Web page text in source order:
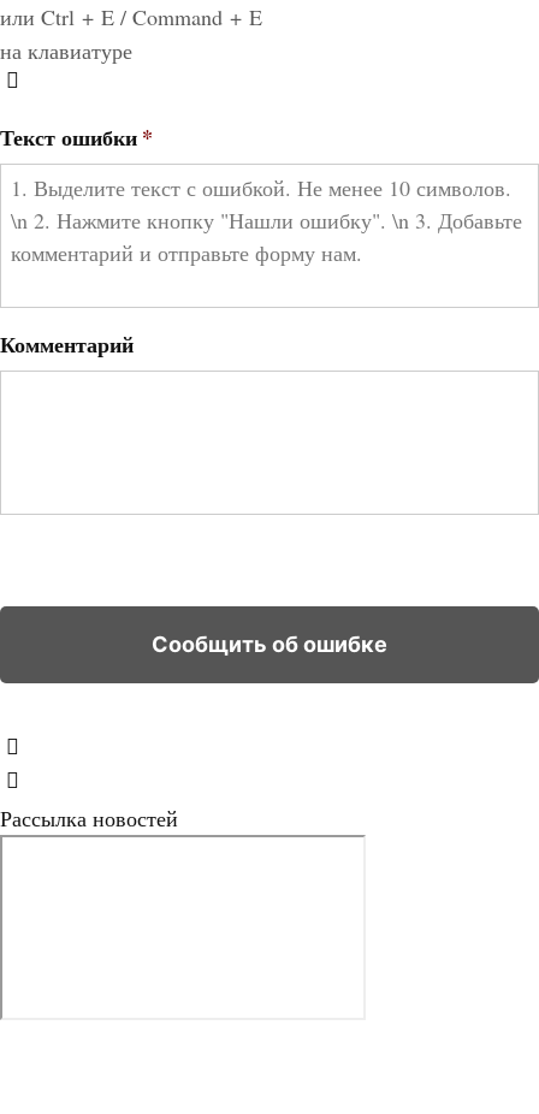
или Ctrl + E / Command + E
на клавиатуре
Текст ошибки*
Комментарий
Рассылка новостей